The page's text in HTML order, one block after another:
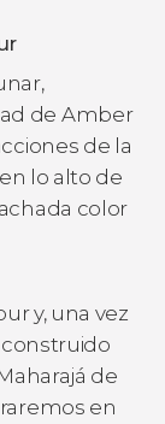
de Amber
de la
lo alto de
color
y, una vez
construido
de
en